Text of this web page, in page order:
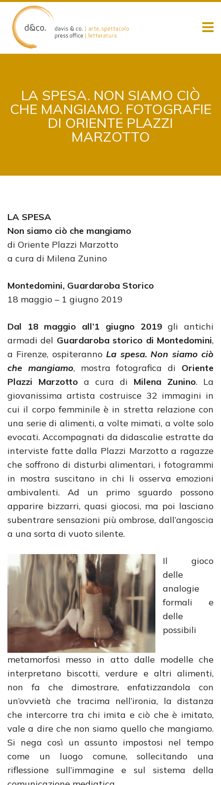
content
LA SPESA. NON SIAMO CIÒ
CHE MANGIAMO. FOTOGRAFIE
DI ORIENTE PLAZZI
MARZOTTO
LA SPESA
Non siamo ciò che mangiamo
di Oriente Plazzi Marzotto
a cura di Milena Zunino
Montedomini, Guardaroba Storico
18 maggio – 1 giugno 2019
Dal 18 maggio all’1 giugno 2019gli antichi
armadi del Guardaroba storico di Montedomini,
a Firenze, ospiterannoLa spesa. Non siamo ciò
che mangiamo, mostra fotografica di Oriente
Plazzi Marzotto a cura di Milena Zunino. La
giovanissima artista costruisce 32 immagini in
cui il corpo femminile è in stretta relazione con
una serie di alimenti, a volte mimati, a volte solo
evocati. Accompagnati da didascalie estratte da
interviste fatte dalla Plazzi Marzotto a ragazze
che soffrono di disturbi alimentari, i fotogrammi
in mostra suscitano in chi li osserva emozioni
ambivalenti. Ad un primo sguardo possono
apparire bizzarri, quasi giocosi, ma poi lasciano
subentrare sensazioni più ombrose, dall’angoscia
a una sorta di vuoto silente.
Il gioco
delle
analogie
formali e
delle
possibili
metamorfosi messo in atto dalle modelle che
interpretano biscotti, verdure e altri alimenti,
non fa che dimostrare, enfatizzandola con
un’ovvietà che tracima nell’ironia, la distanza
che intercorre tra chi imita e ciò che è imitato,
vale a dire che non siamo quello che mangiamo.
Si nega così un assunto impostosi nel tempo
come un luogo comune, sollecitando una
riflessione sull’immagine e sul sistema della